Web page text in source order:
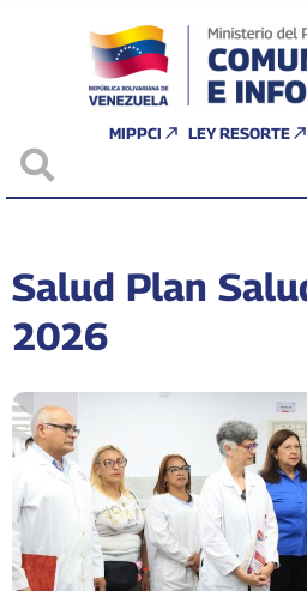
MIPPCI LEY RESORTE
Salud Plan
2026